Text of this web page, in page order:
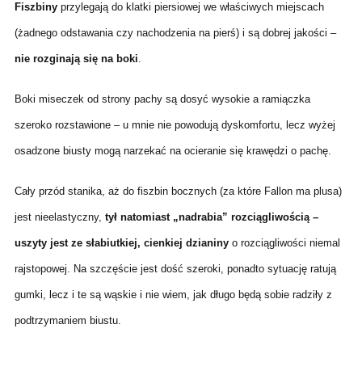
Fiszbiny przylegają do klatki piersiowej we właściwych miejscach
(żadnego odstawania czy nachodzenia na pierś) i są dobrej jakości –
nie rozginają się na boki.
Boki miseczek od strony pachy są dosyć wysokie a ramiączka
szeroko rozstawione – u mnie nie powodują dyskomfortu, lecz wyżej
osadzone biusty mogą narzekać na ocieranie się krawędzi o pachę.
Cały przód stanika, aż do fiszbin bocznych (za które Fallon ma plusa)
jest nieelastyczny, tył natomiast „nadrabia” rozciągliwością –
uszyty jest ze słabiutkiej, cienkiej dzianinyo rozciągliwości niemal
rajstopowej. Na szczęście jest dość szeroki, ponadto sytuację ratują
gumki, lecz i te są wąskie i nie wiem, jak długo będą sobie radziły z
podtrzymaniem biustu.